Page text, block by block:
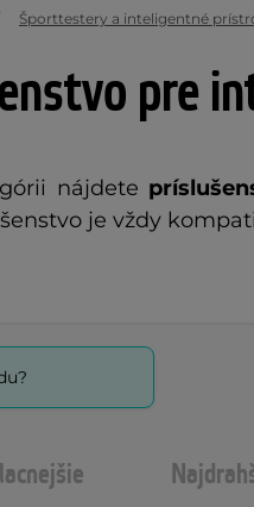
pre
nájdete
je vždy
Športtestery a inteligentné